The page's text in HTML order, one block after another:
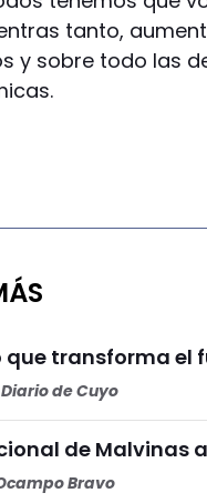
tanto,
y sobre todo las
que transforma el
de Cuyo
de Malvinas
Bravo